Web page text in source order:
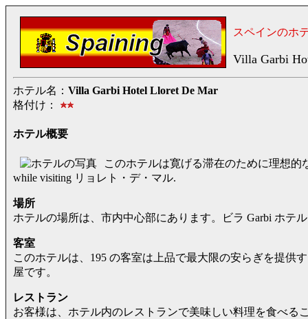
スペインのホ
Villa Garbi
ホテル名： Villa Garbi Hotel Lloret De Mar
格付け：
ホテル概要
このホテルは寛げる滞在のために理想
while visiting リョレト・デ・マル.
場所
ホテルの場所は、市内中心部にあります。ビラ Garbi ホテル
客室
このホテルは、195 の客室は上品で最大限の安らぎを提供
屋です。
レストラン
お客様は、ホテル内のレストランで美味しい料理を食べる